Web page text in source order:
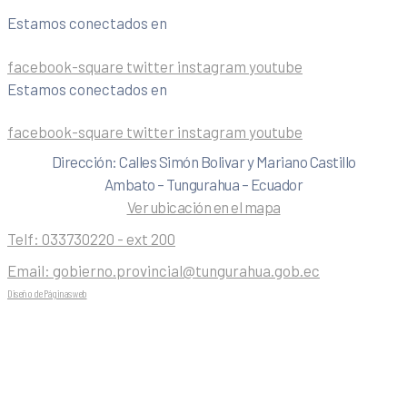
Estamos conectados en
facebook-square twitter instagram youtube
Estamos conectados en
facebook-square twitter instagram youtube
Dirección: Calles Simón Bolivar y Mariano Castillo
Ambato – Tungurahua – Ecuador
Ver ubicación en el mapa
Telf: 033730220 - ext 200
Email: gobierno.provincial@tungurahua.gob.ec
Diseño de Páginas web